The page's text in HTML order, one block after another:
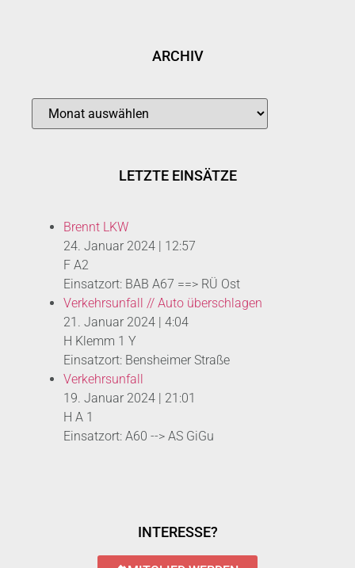
ARCHIV
LETZTE EINSÄTZE
Brennt LKW
24. Januar 2024 | 12:57
F A2
Einsatzort: BAB A67 ==> RÜ Ost
Verkehrsunfall // Auto überschlagen
21. Januar 2024 | 4:04
H Klemm 1 Y
Einsatzort: Bensheimer Straße
Verkehrsunfall
19. Januar 2024 | 21:01
H A 1
Einsatzort: A60 --> AS GiGu
INTERESSE?